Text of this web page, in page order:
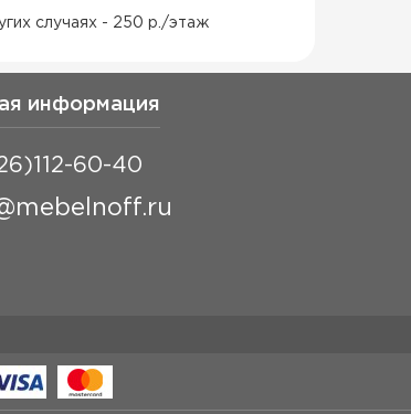
случаях - 250 р./этаж
информация
60-40